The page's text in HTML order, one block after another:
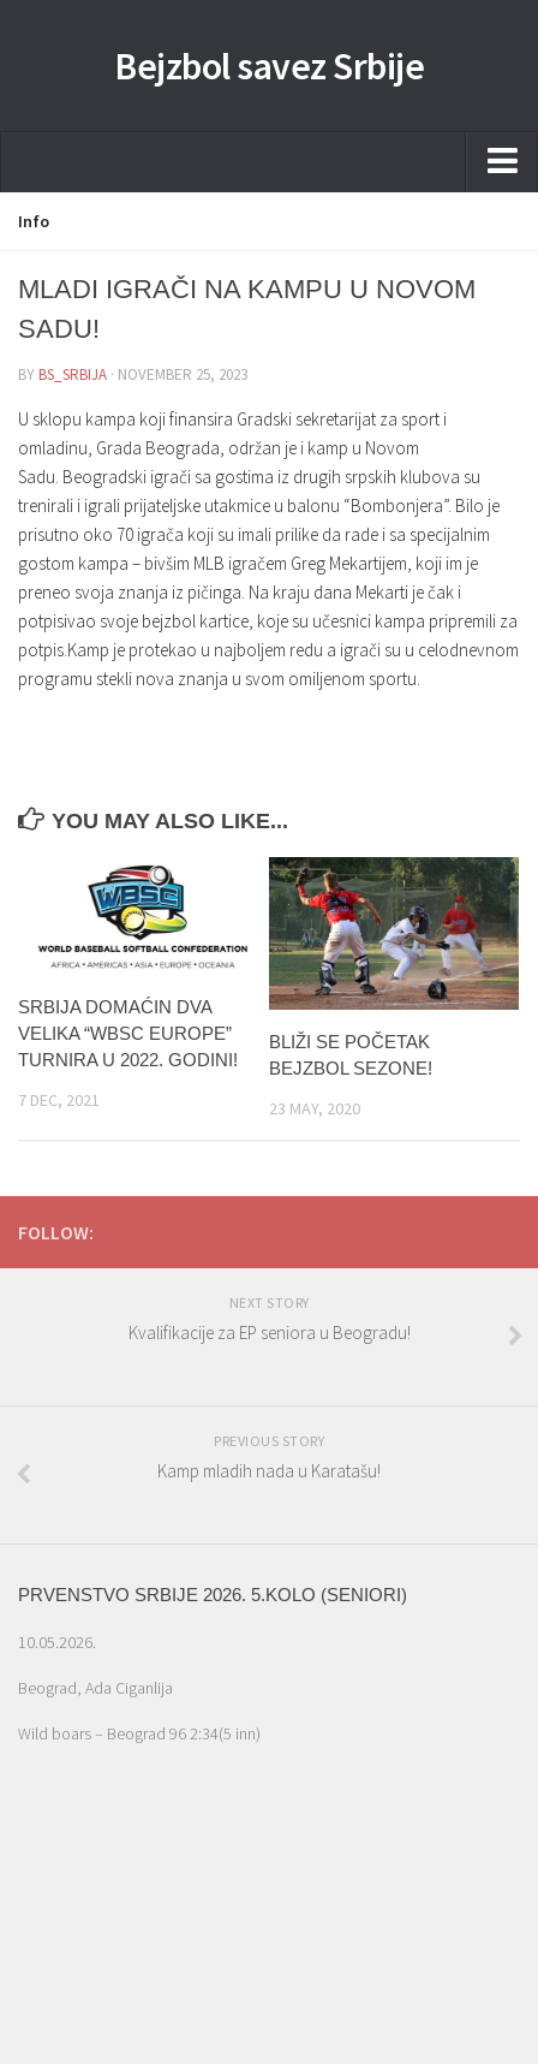
Bejzbol savez Srbije
Home
Liga
Kontakti Timova
Javne nabavke
Kontakt
Info
MLADI IGRAČI NA KAMPU U NOVOM
SADU!
BY BS_SRBIJA · NOVEMBER 25, 2023
U sklopu kampa koji finansira Gradski sekretarijat za sport i
omladinu, Grada Beograda, održan je i kamp u Novom
Sadu. Beogradski igrači sa gostima iz drugih srpskih klubova su
trenirali i igrali prijateljske utakmice u balonu “Bombonjera”. Bilo je
prisutno oko 70 igrača koji su imali prilike da rade i sa specijalnim
gostom kampa – bivšim MLB igračem Greg Mekartijem, koji im je
preneo svoja znanja iz pičinga. Na kraju dana Mekarti je čak i
potpisivao svoje bejzbol kartice, koje su učesnici kampa pripremili za
potpis.Kamp je protekao u najboljem redu a igrači su u celodnevnom
programu stekli nova znanja u svom omiljenom sportu.
YOU MAY ALSO LIKE...
SRBIJA DOMAĆIN DVA
VELIKA “WBSC EUROPE”
TURNIRA U 2022. GODINI!
7 DEC, 2021
BLIŽI SE POČETAK
BEJZBOL SEZONE!
23 MAY, 2020
FOLLOW:
NEXT STORY
Kvalifikacije za EP seniora u Beogradu!
PREVIOUS STORY
Kamp mladih nada u Karatašu!
PRVENSTVO SRBIJE 2026. 5.KOLO (SENIORI)
10.05.2026.
Beograd, Ada Ciganlija
Wild boars – Beograd 96 2:34(5 inn)